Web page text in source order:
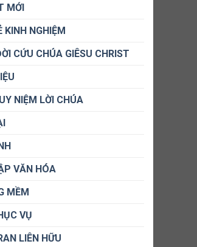
MỚI
KINH NGHIỆM
CỨU CHÚA GIÊSU CHRIST
NIỆM LỜI CHÚA
VĂN HÓA
MỀM
VỤ
LIÊN HỮU